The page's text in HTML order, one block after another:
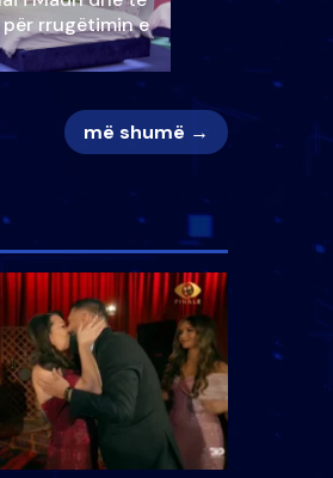
rrugëtimin e
më shumë →